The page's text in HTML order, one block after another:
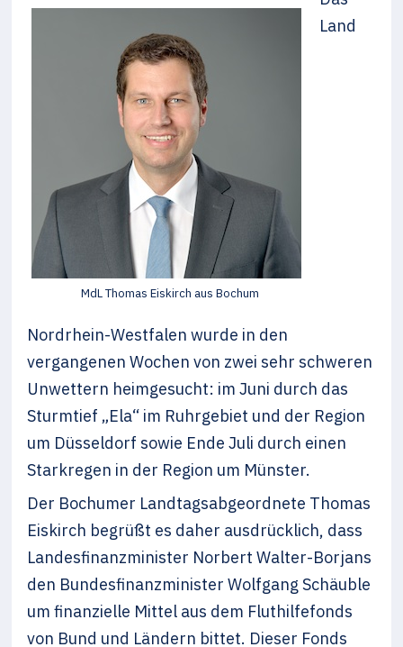
MdL Thomas Eiskirch aus Bochum
Land
Nordrhein-Westfalen wurde in den
vergangenen Wochen von zwei sehr schweren
Unwettern heimgesucht: im Juni durch das
Sturmtief „Ela“ im Ruhrgebiet und der Region
um Düsseldorf sowie Ende Juli durch einen
Starkregen in der Region um Münster.
Der Bochumer Landtagsabgeordnete Thomas
Eiskirch begrüßt es daher ausdrücklich, dass
Landesfinanzminister Norbert Walter-Borjans
den Bundesfinanzminister Wolfgang Schäuble
um finanzielle Mittel aus dem Fluthilfefonds
von Bund und Ländern bittet. Dieser Fonds